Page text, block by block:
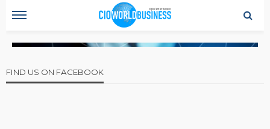
FIND US ON FACEBOOK